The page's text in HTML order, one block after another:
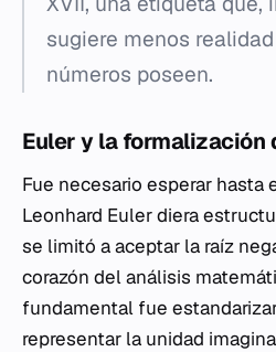
sugiere menos
números poseen.
Euler y la formalización
Fue necesario esperar hasta
Leonhard Euler diera
se limitó a aceptar la raíz
corazón del análisis
fundamental fue
representar la unidad